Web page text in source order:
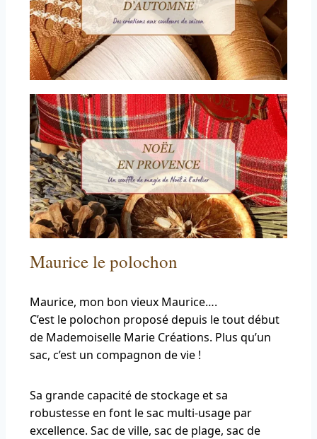
Maurice le polochon
Maurice, mon bon vieux Maurice….
C’est le polochon proposé depuis le tout début
de Mademoiselle Marie Créations. Plus qu’un
sac, c’est un compagnon de vie !
Sa grande capacité de stockage et sa
robustesse en font le sac multi-usage par
excellence. Sac de ville, sac de plage, sac de